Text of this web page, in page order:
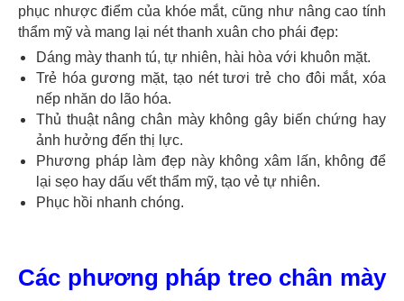
phục nhược điểm của khóe mắt, cũng như nâng cao tính
thẩm mỹ và mang lại nét thanh xuân cho phái đẹp:
Dáng mày thanh tú, tự nhiên, hài hòa với khuôn mặt.
Trẻ hóa gương mặt, tạo nét tươi trẻ cho đôi mắt, xóa
nếp nhăn do lão hóa.
Thủ thuật nâng chân mày không gây biến chứng hay
ảnh hưởng đến thị lực.
Phương pháp làm đẹp này không xâm lấn, không để
lại sẹo hay dấu vết thẩm mỹ, tạo vẻ tự nhiên.
Phục hồi nhanh chóng.
Các phương pháp treo chân mày